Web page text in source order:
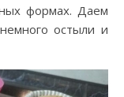
формах. Даем
остыли и